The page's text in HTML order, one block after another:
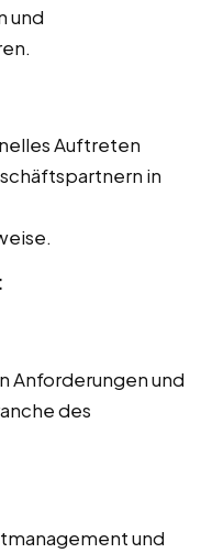
und
Auftreten
in
Anforderungen und
des
und